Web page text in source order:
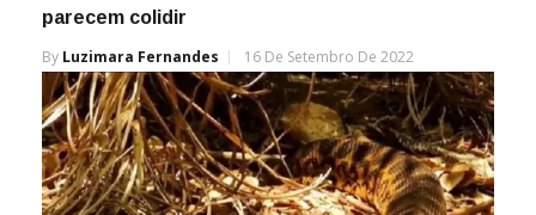
parecem colidir
By Luzimara Fernandes 16 De Setembro De 2022